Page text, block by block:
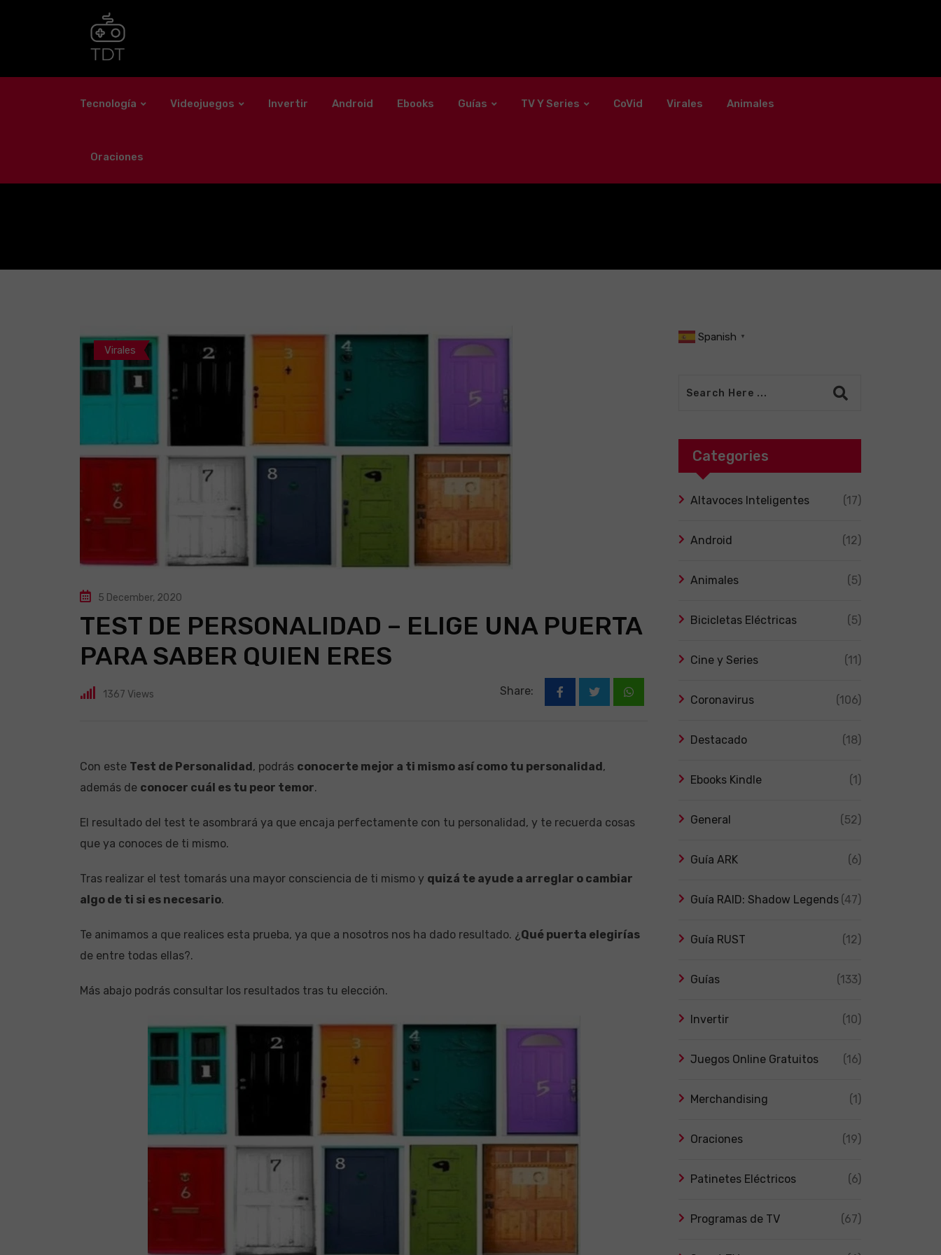
Tecnología Videojuegos Invertir Android Ebooks Guías TV Y Series CoVid Virales Animales
Oraciones
Virales
5 December, 2020
TEST DE PERSONALIDAD – ELIGE UNA PUERTA
PARA SABER QUIEN ERES
1367 Views Share:
Whatsapp
Con este Test de Personalidad, podrás conocerte mejor a ti mismo así como tu personalidad,
además de conocer cuál es tu peor temor.
El resultado del test te asombrará ya que encaja perfectamente con tu personalidad, y te recuerda cosas
que ya conoces de ti mismo.
Tras realizar el test tomarás una mayor consciencia de ti mismo y quizá te ayude a arreglar o cambiar
algo de ti si es necesario.
Te animamos a que realices esta prueba, ya que a nosotros nos ha dado resultado. ¿Qué puerta elegirías
de entre todas ellas?.
Más abajo podrás consultar los resultados tras tu elección.
Spanish ▼
Categories
Altavoces Inteligentes (17)
Android (12)
Animales (5)
Bicicletas Eléctricas (5)
Cine y Series (11)
Coronavirus (106)
Destacado (18)
Ebooks Kindle (1)
General (52)
Guía ARK (6)
Guía RAID: Shadow Legends (47)
Guía RUST (12)
Guías (133)
Invertir (10)
Juegos Online Gratuitos (16)
Merchandising (1)
Oraciones (19)
Patinetes Eléctricos (6)
Programas de TV (67)